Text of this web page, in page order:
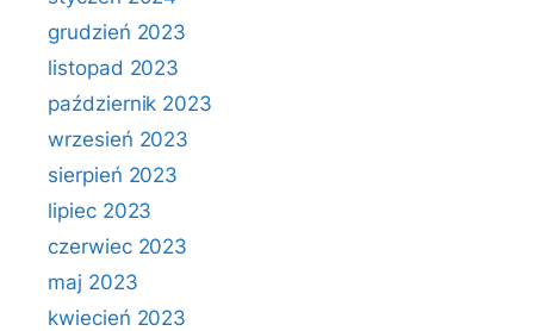
grudzień 2023
listopad 2023
październik 2023
wrzesień 2023
sierpień 2023
lipiec 2023
czerwiec 2023
maj 2023
kwiecień 2023